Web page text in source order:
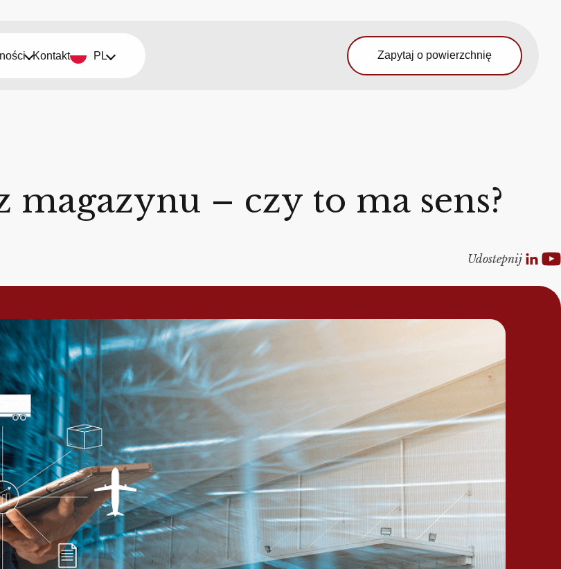
Kontakt PL Zapytaj o powierzchnię
– czy to ma sens?
Udostepnij